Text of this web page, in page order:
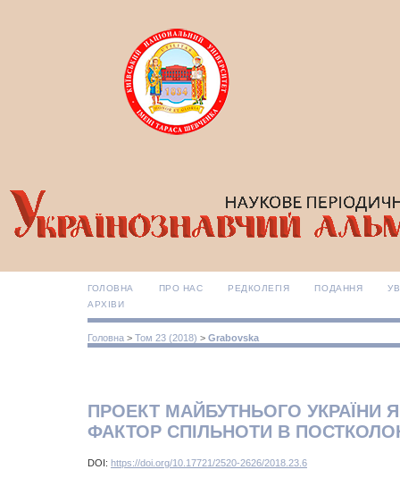
ГОЛОВНА ПРО НАС РЕДКОЛЕГІЯ ПОДАННЯ
АРХІВИ
Головна > Том 23 (2018) > Grabovska
ПРОЕКТ МАЙБУТНЬОГО УКРАЇНИ
ФАКТОР СПІЛЬНОТИ В
DOI: https://doi.org/10.17721/2520-2626/2018.23.6